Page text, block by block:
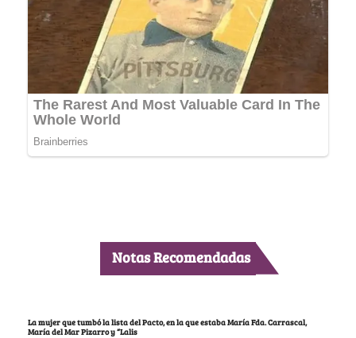
Notas Recomendadas
La mujer que tumbó la lista del Pacto, en la que estaba María Fda. Carrascal,
María del Mar Pizarro y “Lalis